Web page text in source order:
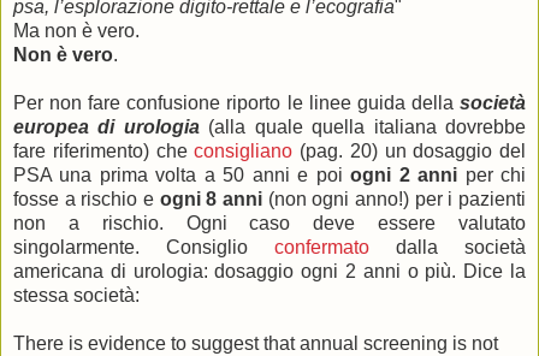
psa, l’esplorazione digito-rettale e l’ecografia"
Ma non è vero.
Non è vero.
Per non fare confusione riporto le linee guida della società
europea di urologia(alla quale quella italiana dovrebbe
fare riferimento) checonsigliano (pag. 20) un dosaggio del
PSA una prima volta a 50 anni e poiogni 2 anni per chi
fosse a rischio e ogni 8 anni (non ogni anno!) per i pazienti
non a rischio. Ogni caso deve essere valutato
singolarmente. Consiglio confermato dalla società
americana di urologia: dosaggio ogni 2 anni o più. Dice la
stessa società:
There is evidence to suggest that annual screening is not